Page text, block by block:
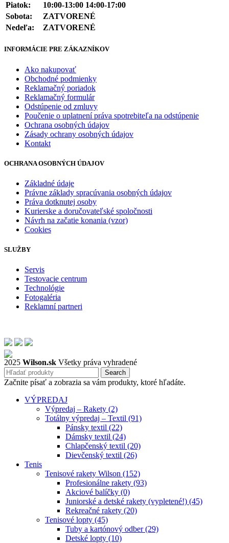
Piatok:
10:00-13:00 14:00-17:00
Sobota:
ZATVORENÉ
Nedeľa:
ZATVORENÉ
INFORMÁCIE PRE ZÁKAZNÍKOV
Ako nakupovať
Obchodné podmienky
Reklamačný poriadok
Reklamačný formulár
Odstúpenie od zmluvy
Poučenie o uplatnení práva spotrebiteľa na odstúpenie
Ochrana osobných údajov
Zásady ochrany osobných údajov
Kontakt
OCHRANA OSOBNÝCH ÚDAJOV
Základné údaje
Právne základy spracúvania osobných údajov
Práva dotknutej osoby
Kurierske a doručovateľské spoločnosti
Návrh na začatie konania (vzor)
Cookies
SLUŽBY
Servis
Testovacie centrum
Technológie
Fotogaléria
Reklamní partneri
2025 Wilson.sk Všetky práva vyhradené
Search
Začnite písať a zobrazia sa vám produkty, ktoré hľadáte.
VÝPREDAJ
Výpredaj – Rakety (2)
Totálny výpredaj – Textil (91)
Pánsky textil (22)
Dámsky textil (24)
Chlapčenský textil (20)
Dievčenský textil (26)
Tenis
Tenisové rakety Wilson (152)
Profesionálne rakety (93)
Akciové balíčky (0)
Juniorské a detské rakety (vypletené!) (45)
Rekreačné rakety (20)
Tenisové lopty (45)
Tuby a kartónový odber (29)
Detské lopty (10)